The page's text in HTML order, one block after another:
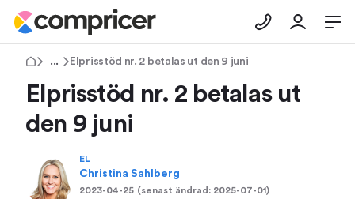
Tips & RådElprisstöd nr. 2 betalas ut den 9 juni
Elprisstöd nr. 2 betalas ut
den 9 juni
EL
Christina Sahlberg
2023-04-25 (senast ändrad: 2025-07-01)